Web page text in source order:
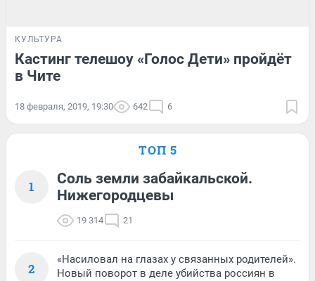
КУЛЬТУРА
Кастинг телешоу «Голос Дети» пройдёт
в Чите
18 февраля, 2019, 19:30 642 6
ТОП 5
1
Соль земли забайкальской.
Нижегородцевы
19 314 21
2
«Насиловал на глазах у связанных родителей».
Новый поворот в деле убийства россиян в